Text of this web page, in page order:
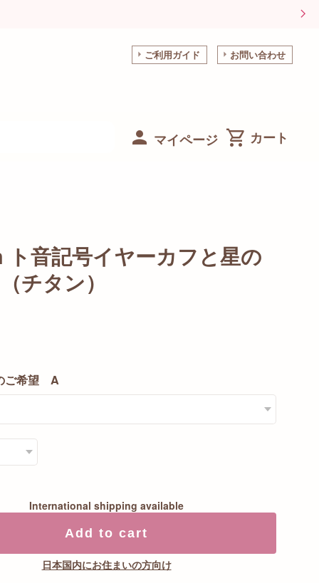
ご利用ガイド お問い合わせ
マイページ
音記号イヤーカフと星の
チタン）
ご希望 A
International shipping available
Add to cart
日本国内にお住まいの方向け